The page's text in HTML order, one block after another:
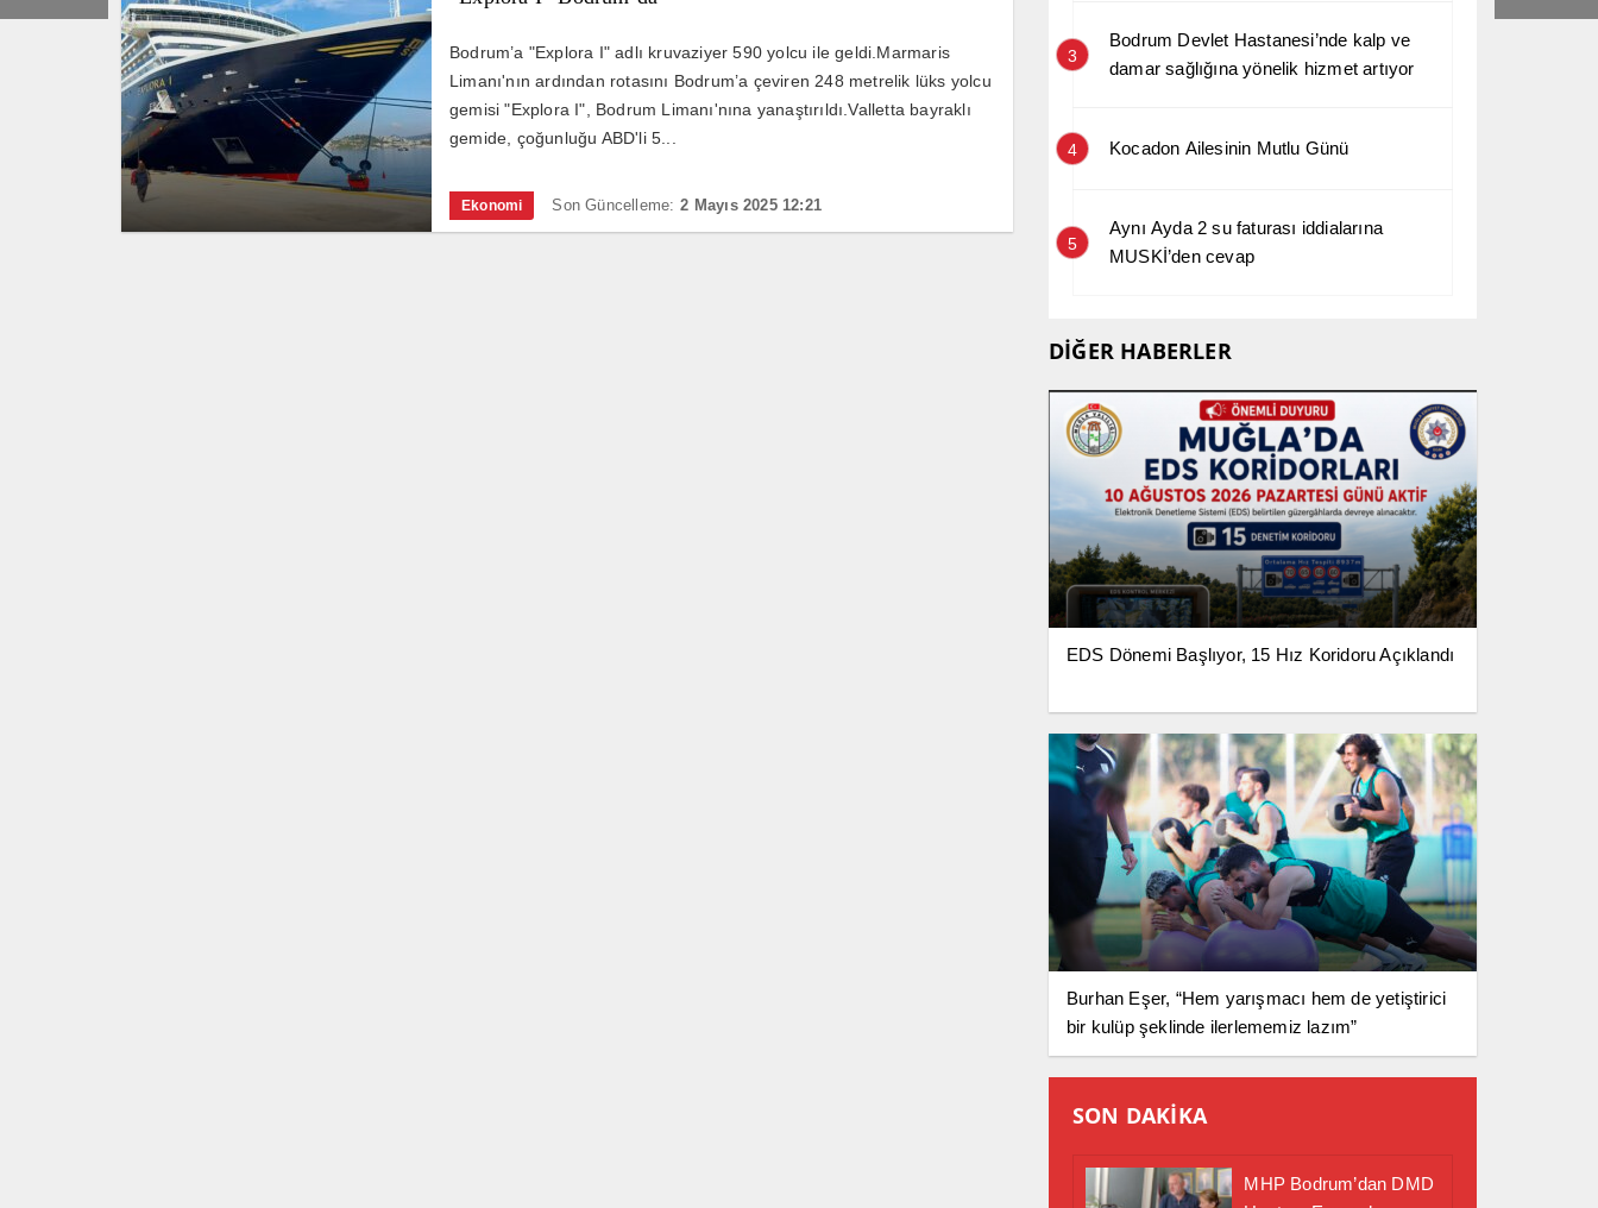
Bodrum’a "Explora I" adlı kruvaziyer 590 yolcu ile geldi.Marmaris
Limanı'nın ardından rotasını Bodrum’a çeviren 248 metrelik lüks yolcu
gemisi "Explora I", Bodrum Limanı'nına yanaştırıldı.Valletta bayraklı
gemide, çoğunluğu ABD'li 5...
Ekonomi Son Güncelleme: 2 Mayıs 2025 12:21
3
Bodrum Devlet Hastanesi’nde kalp ve
damar sağlığına yönelik hizmet artıyor
4 Kocadon Ailesinin Mutlu Günü
5
Aynı Ayda 2 su faturası iddialarına
MUSKİ’den cevap
DİĞER HABERLER
EDS Dönemi Başlıyor, 15 Hız Koridoru Açıklandı
Burhan Eşer, “Hem yarışmacı hem de yetiştirici
bir kulüp şeklinde ilerlememiz lazım”
SON DAKİKA
MHP Bodrum’dan DMD